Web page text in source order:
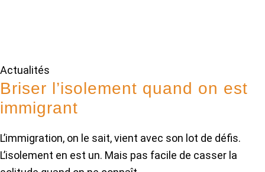
Actualités
Briser l’isolement quand on est
immigrant
L’immigration, on le sait, vient avec son lot de défis.
L’isolement en est un. Mais pas facile de casser la